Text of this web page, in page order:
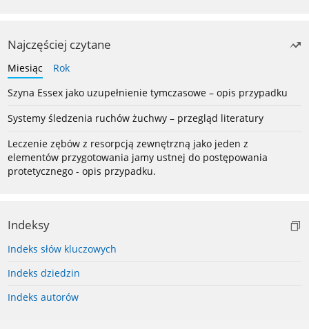
Najczęściej czytane
Miesiąc
Rok
Szyna Essex jako uzupełnienie tymczasowe – opis przypadku
Systemy śledzenia ruchów żuchwy – przegląd literatury
Leczenie zębów z resorpcją zewnętrzną jako jeden z
elementów przygotowania jamy ustnej do postępowania
protetycznego - opis przypadku.
Indeksy
Indeks słów kluczowych
Indeks dziedzin
Indeks autorów